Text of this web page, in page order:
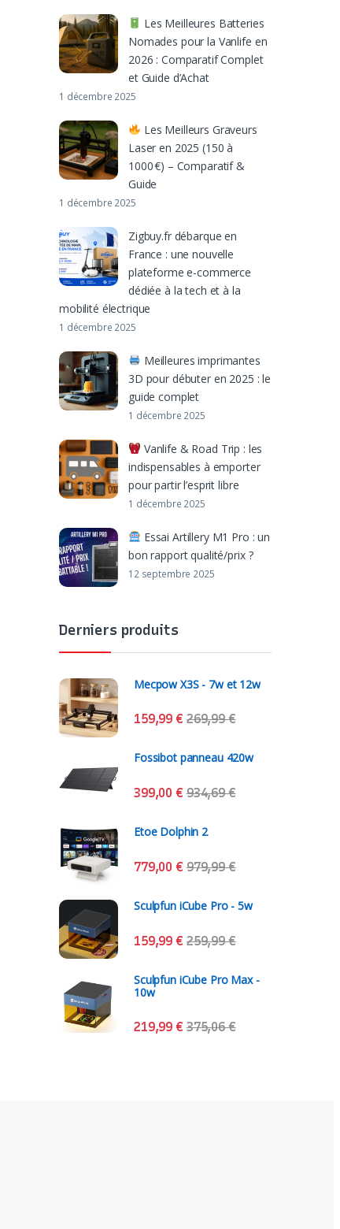
Les Meilleures Batteries
Nomades pour la Vanlife en
2026 : Comparatif Complet
et Guide d’Achat
1 décembre 2025
Les Meilleurs Graveurs
Laser en 2025 (150 à
1000 €) – Comparatif &
Guide
1 décembre 2025
Zigbuy.fr débarque en
France : une nouvelle
plateforme e-commerce
dédiée à la tech et à la
mobilité électrique
1 décembre 2025
Meilleures imprimantes
3D pour débuter en 2025 : le
guide complet
1 décembre 2025
Vanlife & Road Trip : les
indispensables à emporter
pour partir l’esprit libre
1 décembre 2025
Essai Artillery M1 Pro : un
bon rapport qualité/prix ?
12 septembre 2025
Derniers produits
Mecpow X3S - 7w et 12w
159,99€ 269,99€
Fossibot panneau 420w
399,00€ 934,69€
Etoe Dolphin 2
779,00€ 979,99€
Sculpfun iCube Pro - 5w
159,99€ 259,99€
Sculpfun iCube Pro Max -
10w
219,99€ 375,06€